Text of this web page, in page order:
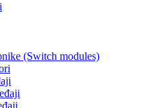
(Switch modules)